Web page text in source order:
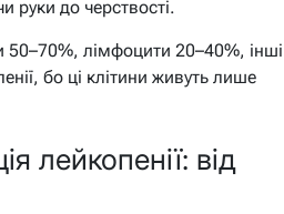
руки до черствості.
50–70%, лімфоцити 20–40%, інші
бо ці клітини живуть лише
лейкопенії: від